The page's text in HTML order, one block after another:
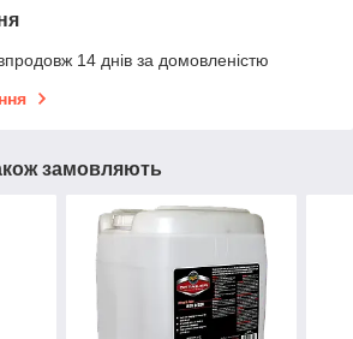
14 днів за домовленістю
замовляють